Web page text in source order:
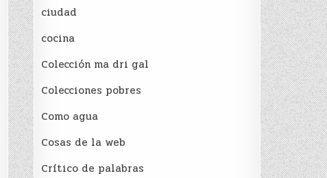
ciudad
cocina
Colección ma dri gal
Colecciones pobres
Como agua
Cosas de la web
Crítico de palabras